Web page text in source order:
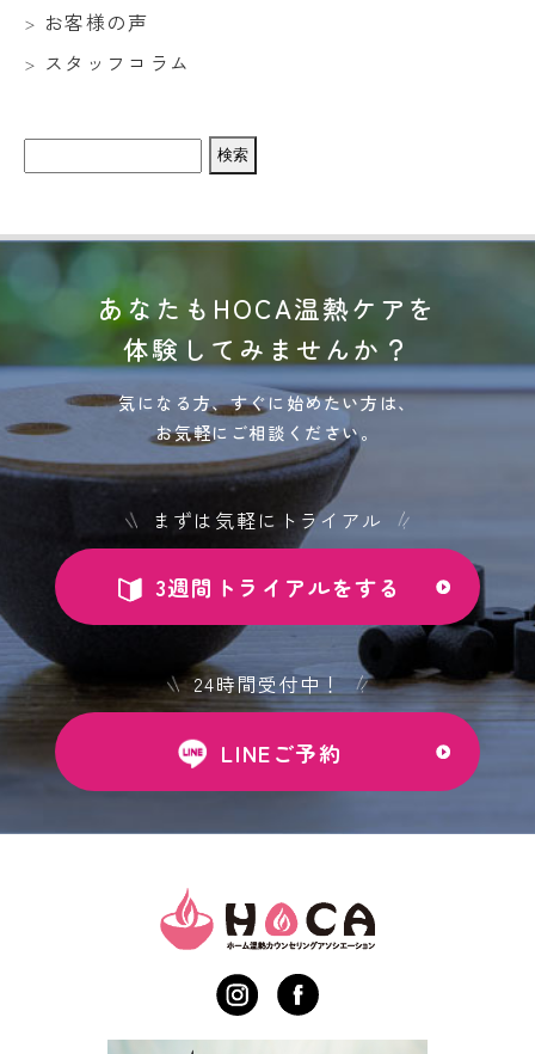
お客様の声
スタッフコラム
検
索:
あなたもHOCA温熱ケアを
体験してみませんか？
気になる方、すぐに始めたい方は、
お気軽にご相談ください。
まずは気軽にトライアル
3週間トライアルをする
24時間受付中！
LINEご予約